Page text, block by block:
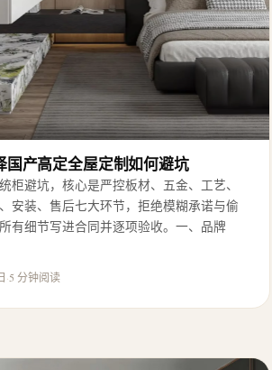
国产高定全屋定制如何避坑
柜避坑，核心是严控板材、五金、工艺、
安装、售后七大环节，拒绝模糊承诺与偷
有细节写进合同并逐项验收。一、品牌
·5 分钟阅读